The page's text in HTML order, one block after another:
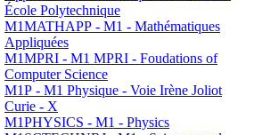
École Polytechnique
M1MATHAPP - M1 - Mathématiques
Appliquées
M1MPRI - M1 MPRI - Foudations of
Computer Science
M1P - M1 Physique - Voie Irène Joliot
Curie - X
M1PHYSICS - M1 - Physics